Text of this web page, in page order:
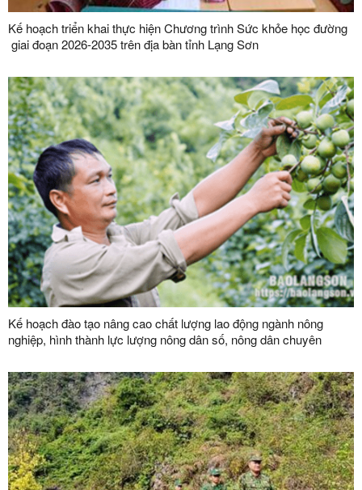
Kế hoạch triển khai thực hiện Chương trình Sức khỏe học đường
giai đoạn 2026-2035 trên địa bàn tỉnh Lạng Sơn
Kế hoạch đào tạo nâng cao chất lượng lao động ngành nông
nghiệp, hình thành lực lượng nông dân số, nông dân chuyên
năm 2026